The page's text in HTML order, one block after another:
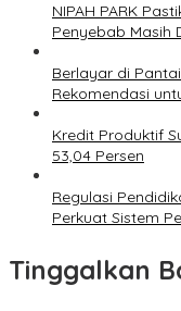
NIPAH PARK
Penyebab Masih
Berlayar di
Rekomendasi
Kredit Produktif
53,04 Persen
Regulasi
Perkuat Sistem
Tinggalkan